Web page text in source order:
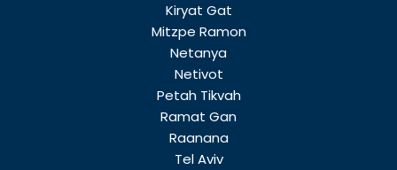
Kiryat Gat
Mitzpe Ramon
Netanya
Netivot
Petah Tikvah
Ramat Gan
Raanana
Tel Aviv